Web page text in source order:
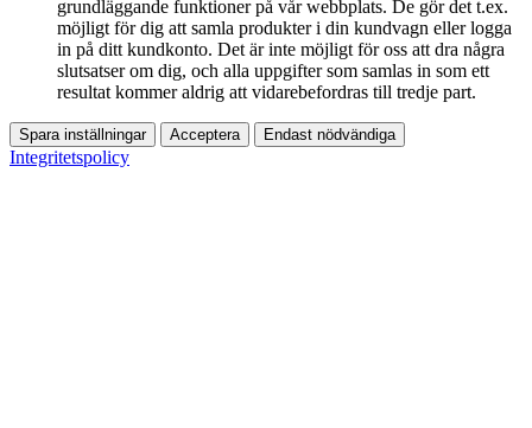
grundläggande funktioner på vår webbplats. De gör det t.ex.
möjligt för dig att samla produkter i din kundvagn eller logga
in på ditt kundkonto. Det är inte möjligt för oss att dra några
slutsatser om dig, och alla uppgifter som samlas in som ett
resultat kommer aldrig att vidarebefordras till tredje part.
Spara inställningar Acceptera Endast nödvändiga
Integritetspolicy